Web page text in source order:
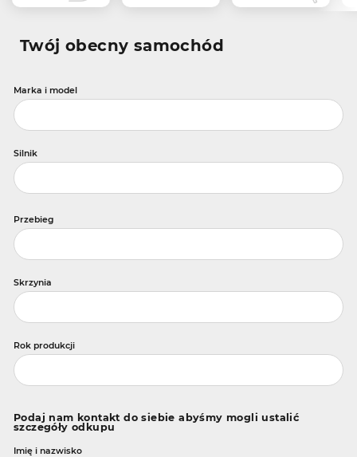
Twój obecny samochód
Marka i model
Silnik
Przebieg
Skrzynia
Rok produkcji
Podaj nam kontakt do siebie abyśmy mogli ustalić
szczegóły odkupu
Imię i nazwisko